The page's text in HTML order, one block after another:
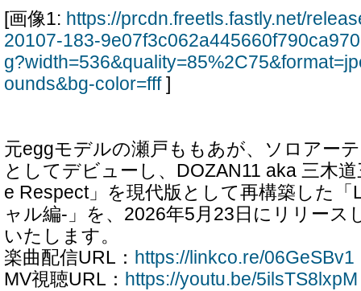
[画像1: https://prcdn.freetls.fastly.net/
20107-183-
ounds&bg-color=fff]
元eggモデルの瀬戸ももあが、ソロアー
としてデビューし、DOZAN11 aka 三木
e Respect」を現代版として再構築した「
ャル編-」を、2026年5月23日にリリース
いたします。
楽曲配信URL： https://linkco.re/06GeSBv1
MV視聴URL： https://youtu.be/5ilsTS8lxpM